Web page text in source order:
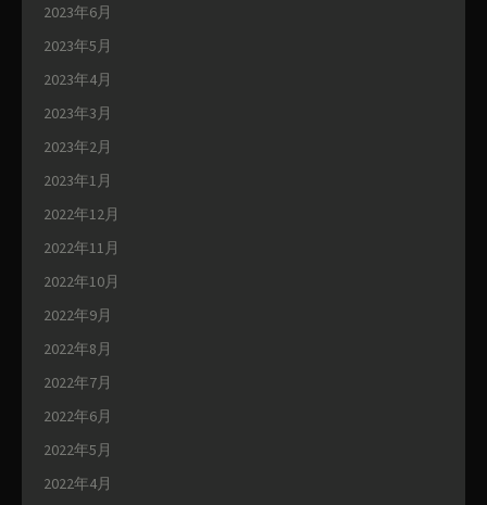
2023年6月
2023年5月
2023年4月
2023年3月
2023年2月
2023年1月
2022年12月
2022年11月
2022年10月
2022年9月
2022年8月
2022年7月
2022年6月
2022年5月
2022年4月